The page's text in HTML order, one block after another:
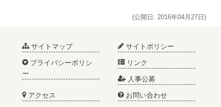
(公開日: 2016年04月27日)
サイトマップ サイトポリシー
プライバシーポリシ
ー
リンク
人事公募
アクセス お問い合わせ